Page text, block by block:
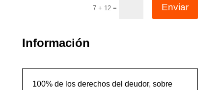
7 + 12 = Enviar
Información
100% de los derechos del deudor, sobre